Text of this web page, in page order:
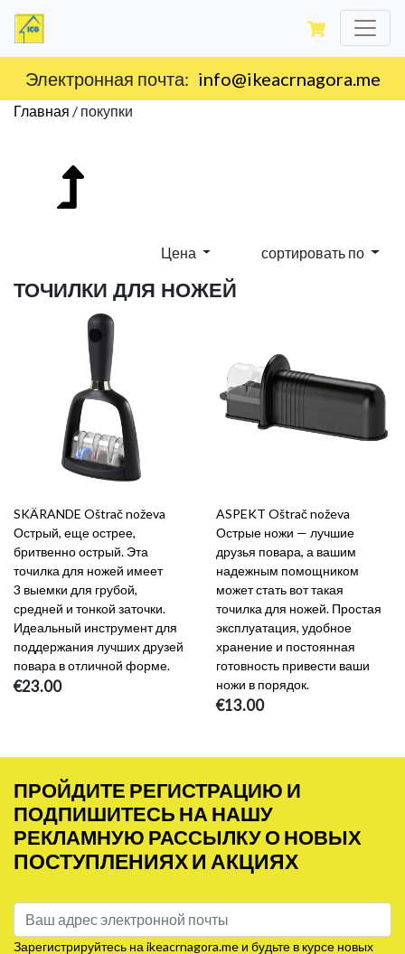
Электронная почта: info@ikeacrnagora.me
Главная / покупки
Цена сортировать по
ТОЧИЛКИ ДЛЯ НОЖЕЙ
SKÄRANDE Oštrač noževa
Острый, еще острее,
бритвенно острый. Эта
точилка для ножей имеет
3 выемки для грубой,
средней и тонкой заточки.
Идеальный инструмент для
поддержания лучших друзей
повара в отличной форме.
€23.00
ASPEKT Oštrač noževa
Острые ножи — лучшие
друзья повара, а вашим
надежным помощником
может стать вот такая
точилка для ножей. Простая
эксплуатация, удобное
хранение и постоянная
готовность привести ваши
ножи в порядок.
€13.00
ПРОЙДИТЕ РЕГИСТРАЦИЮ И
ПОДПИШИТЕСЬ НА НАШУ
РЕКЛАМНУЮ РАССЫЛКУ О НОВЫХ
ПОСТУПЛЕНИЯХ И АКЦИЯХ
Зарегистрируйтесь на ikeacrnagora.me и будьте в курсе новых